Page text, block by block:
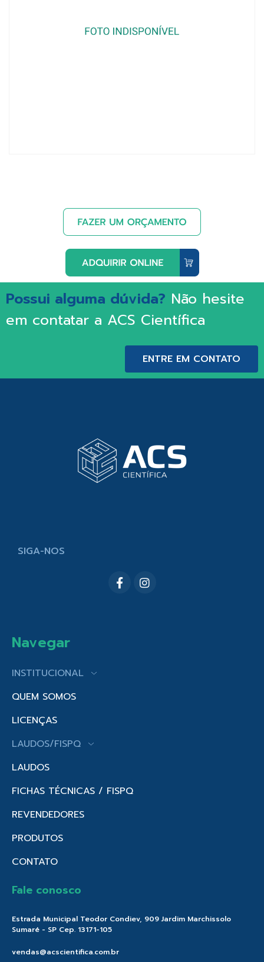
Possui alguma dúvida? Não hesite
em contatar a ACS Científica
ENTRE EM CONTATO
SIGA-NOS
Navegar
INSTITUCIONAL
QUEM SOMOS
LICENÇAS
LAUDOS/FISPQ
LAUDOS
FICHAS TÉCNICAS / FISPQ
REVENDEDORES
PRODUTOS
CONTATO
Fale conosco
Estrada Municipal Teodor Condiev, 909 Jardim Marchissolo
Sumaré - SP Cep. 13171-105
vendas@acscientifica.com.br